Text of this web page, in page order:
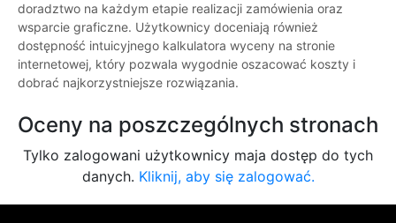
doradztwo na każdym etapie realizacji zamówienia oraz
wsparcie graficzne. Użytkownicy doceniają również
dostępność intuicyjnego kalkulatora wyceny na stronie
internetowej, który pozwala wygodnie oszacować koszty i
dobrać najkorzystniejsze rozwiązania.
Oceny na poszczególnych stronach
Tylko zalogowani użytkownicy maja dostęp do tych
danych. Kliknij, aby się zalogować.